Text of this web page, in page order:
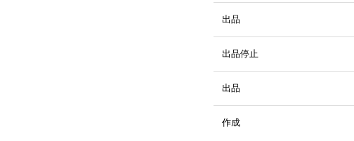
出品
出品停止
出品
作成